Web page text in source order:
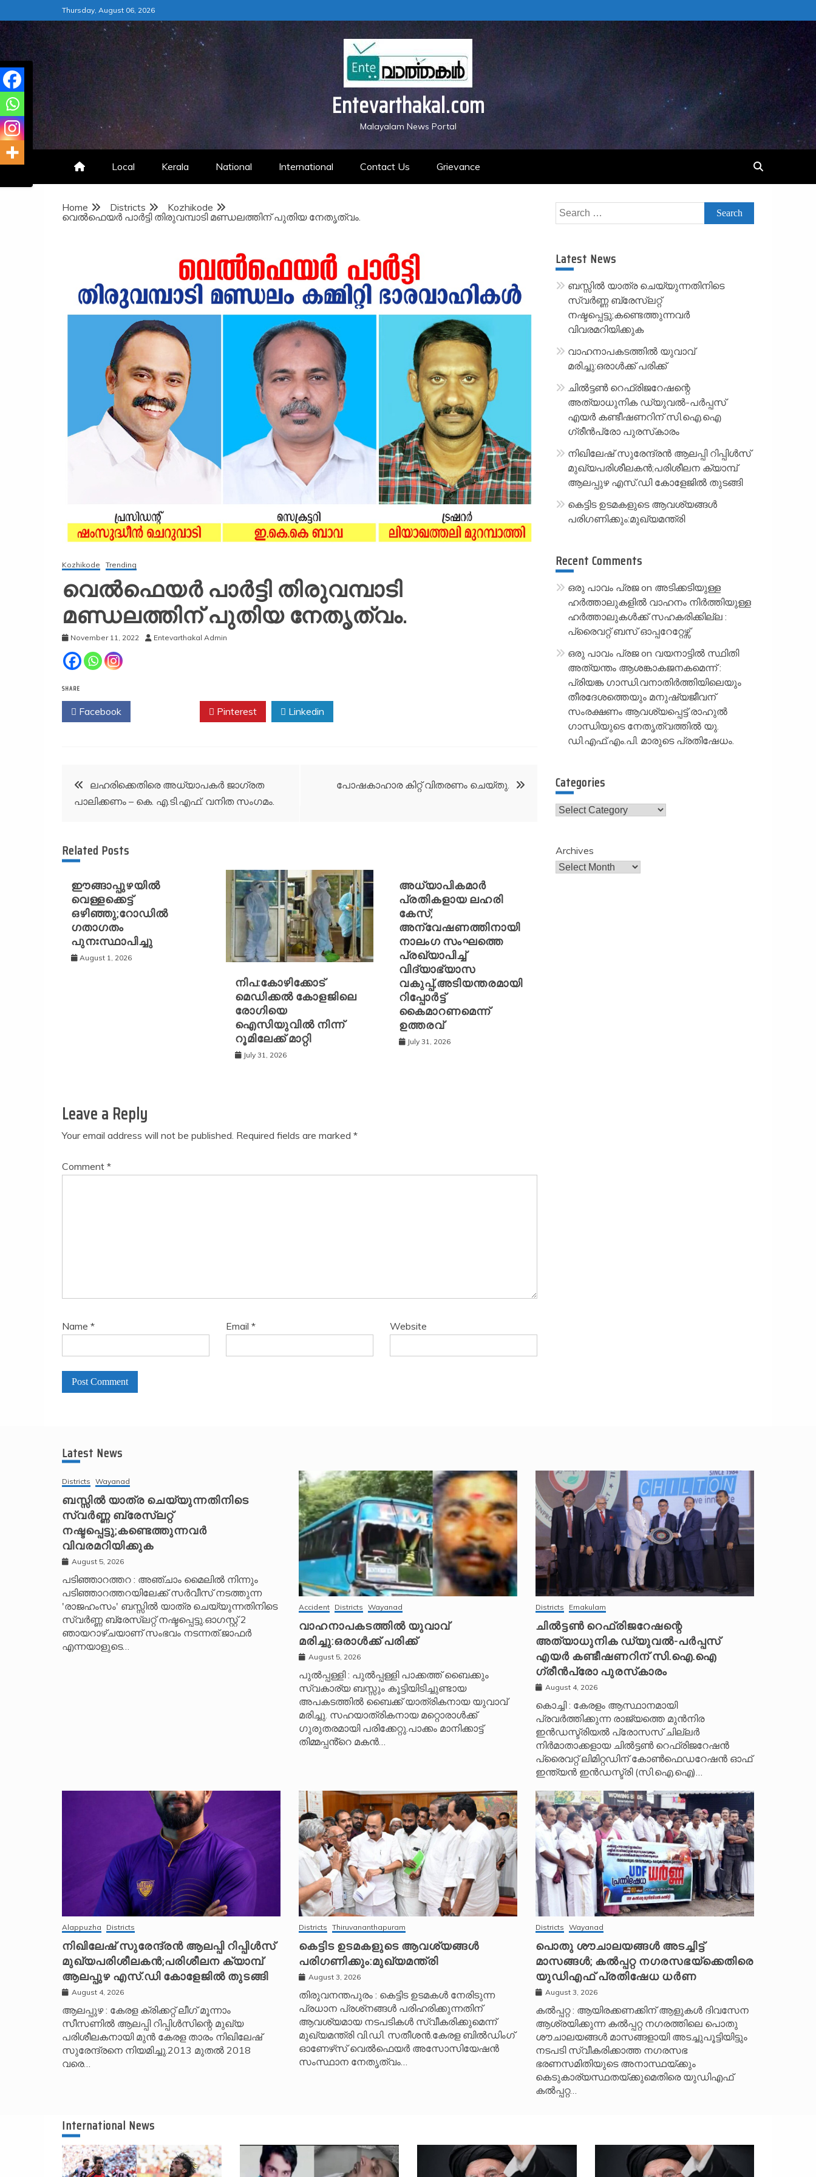
to
content
Thursday, August 06, 2026
Entevarthakal.com
Malayalam News Portal
Local Kerala National International Contact Us Grievance
Home Districts
Kozhikode
വെല്‍ഫെയര്‍ പാര്‍ട്ടി തിരുവമ്പാടി മണ്ഡലത്തിന് പുതിയ നേതൃത്വം.
Kozhikode Trending
വെല്‍ഫെയര്‍ പാര്‍ട്ടി തിരുവമ്പാടി
മണ്ഡലത്തിന് പുതിയ നേതൃത്വം.
November 11, 2022 Entevarthakal Admin
SHARE
Facebook Pinterest Linkedin
Post
navigation
ലഹരിക്കെതിരെ അധ്യാപകർ ജാഗ്രത
പാലിക്കണം – കെ. എ.ടി.എഫ്. വനിത സംഗമം.
പോഷകാഹാര കിറ്റ് വിതരണം ചെയ്തു.
Related Posts
ഈങ്ങാപ്പുഴയിൽ
വെള്ളക്കെട്ട്
ഒഴിഞ്ഞു;റോഡിൽ
ഗതാഗതം
പുനഃസ്ഥാപിച്ചു
August 1, 2026
നിപ:കോഴിക്കോട്
മെഡിക്കല്‍ കോളജിലെ
രോഗിയെ
ഐസിയുവില്‍ നിന്ന്
റൂമിലേക്ക് മാറ്റി
July 31, 2026
അധ്യാപികമാർ
പ്രതികളായ ലഹരി
കേസ്;
അന്വേഷണത്തിനായി
നാലംഗ സംഘത്തെ
പ്രഖ്യാപിച്ച്
വിദ്യാഭ്യാസ
വകുപ്പ്,അടിയന്തരമായി
റിപ്പോർട്ട്
കൈമാറണമെന്ന്
ഉത്തരവ്
July 31, 2026
Leave a Reply
Your email address will not be published. Required fields are marked *
Comment *
Name * Email* Website
t
e
r
n
a
t
i
v
e
:
Search
for:
Latest News
ബസ്സിൽ യാത്ര ചെയ്യുന്നതിനിടെ
സ്വർണ്ണ ബ്രേസ്‌ലറ്റ്
നഷ്ടപ്പെട്ടു;കണ്ടെത്തുന്നവർ
വിവരമറിയിക്കുക
വാഹനാപകടത്തിൽ യുവാവ്
മരിച്ചു:ഒരാൾക്ക് പരിക്ക്
ചിൽട്ടൺ റെഫ്രിജറേഷന്റെ
അത്യാധുനിക ഡ്യുവൽ-പർപ്പസ്
എയർ കണ്ടീഷണറിന് സി.ഐ.ഐ
ഗ്രീൻപ്രോ പുരസ്‌കാരം
നിഖിലേഷ് സുരേന്ദ്രൻ ആലപ്പി റിപ്പിൾസ്
മുഖ്യപരിശീലകൻ;പരിശീലന ക്യാമ്പ്
ആലപ്പുഴ എസ്.ഡി കോളേജിൽ തുടങ്ങി
കെട്ടിട ഉടമകളുടെ ആവശ്യങ്ങൾ
പരിഗണിക്കും:മുഖ്യമന്ത്രി
Recent Comments
ഒരു പാവം പ്രജon അടിക്കടിയുള്ള
ഹർത്താലുകളിൽ വാഹനം നിർത്തിയുള്ള
ഹർത്താലുകൾക്ക് സഹകരിക്കില്ല :
പ്രൈവറ്റ് ബസ് ഓപ്പറേറ്റേഴ്സ്
ഒരു പാവം പ്രജon വയനാട്ടിൽ സ്ഥിതി
അത്യന്തം ആശങ്കാകജനകമെന്ന് :
പ്രിയങ്ക ഗാന്ധി.വനാതിർത്തിയിലെയും
തീരദേശത്തെയും മനുഷ്യജീവന്
സംരക്ഷണം ആവശ്യപ്പെട്ട് രാഹുൽ
ഗാന്ധിയുടെ നേതൃത്വത്തിൽ യു.
ഡി.എഫ്.എം.പി. മാരുടെ പ്രതിഷേധം.
Categories
Categories
Archives
Latest News
Districts Wayanad
ബസ്സിൽ യാത്ര ചെയ്യുന്നതിനിടെ
സ്വർണ്ണ ബ്രേസ്‌ലറ്റ്
നഷ്ടപ്പെട്ടു;കണ്ടെത്തുന്നവർ
വിവരമറിയിക്കുക
August 5, 2026
പടിഞ്ഞാറത്തറ : അഞ്ചാം മൈലിൽ നിന്നും
പടിഞ്ഞാറത്തറയിലേക്ക് സർവീസ് നടത്തുന്ന
'രാജഹംസം' ബസ്സിൽ യാത്ര ചെയ്യുന്നതിനിടെ
സ്വർണ്ണ ബ്രേസ്‌ലറ്റ് നഷ്ടപ്പെട്ടു.ഓഗസ്റ്റ് 2
ഞായറാഴ്ചയാണ് സംഭവം നടന്നത്.ജാഫർ
എന്നയാളുടെ…
Accident Districts Wayanad
വാഹനാപകടത്തിൽ യുവാവ്
മരിച്ചു:ഒരാൾക്ക് പരിക്ക്
August 5, 2026
പുൽപ്പള്ളി : പുൽപ്പള്ളി പാക്കത്ത് ബൈക്കും
സ്വകാര്യ ബസ്സും കൂട്ടിയിടിച്ചുണ്ടായ
അപകടത്തിൽ ബൈക്ക് യാത്രികനായ യുവാവ്
മരിച്ചു. സഹയാത്രികനായ മറ്റൊരാൾക്ക്
ഗുരുതരമായി പരിക്കേറ്റു.പാക്കം മാനിക്കാട്ട്
തിമ്മപ്പൻ്റെ മകൻ…
Districts Ernakulam
ചിൽട്ടൺ റെഫ്രിജറേഷന്റെ
അത്യാധുനിക ഡ്യുവൽ-പർപ്പസ്
എയർ കണ്ടീഷണറിന് സി.ഐ.ഐ
ഗ്രീൻപ്രോ പുരസ്‌കാരം
August 4, 2026
കൊച്ചി : കേരളം ആസ്ഥാനമായി
പ്രവർത്തിക്കുന്ന രാജ്യത്തെ മുൻനിര
ഇൻഡസ്ട്രിയൽ പ്രോസസ് ചില്ലർ
നിർമാതാക്കളായ ചിൽട്ടൺ റെഫ്രിജറേഷൻ
പ്രൈവറ്റ് ലിമിറ്റഡിന് കോൺഫെഡറേഷൻ ഓഫ്
ഇന്ത്യൻ ഇൻഡസ്ട്രി (സി.ഐ.ഐ)…
Alappuzha Districts
നിഖിലേഷ് സുരേന്ദ്രൻ ആലപ്പി റിപ്പിൾസ്
മുഖ്യപരിശീലകൻ;പരിശീലന ക്യാമ്പ്
ആലപ്പുഴ എസ്.ഡി കോളേജിൽ തുടങ്ങി
August 4, 2026
ആലപ്പുഴ : കേരള ക്രിക്കറ്റ് ലീ​ഗ് മൂന്നാം
സീസണിൽ ആലപ്പി റിപ്പിൾസിന്റെ മുഖ്യ
പരിശീലകനായി മുൻ കേരള താരം നിഖിലേഷ്
സുരേന്ദ്രനെ നിയമിച്ചു.2013 മുതൽ 2018
വരെ…
Districts Thiruvananthapuram
കെട്ടിട ഉടമകളുടെ ആവശ്യങ്ങൾ
പരിഗണിക്കും:മുഖ്യമന്ത്രി
August 3, 2026
തിരുവനന്തപുരം : കെട്ടിട ഉടമകൾ നേരിടുന്ന
പ്രധാന പ്രശ്‌നങ്ങൾ പരിഹരിക്കുന്നതിന്
ആവശ്യമായ നടപടികൾ സ്വീകരിക്കുമെന്ന്
മുഖ്യമന്ത്രി വി.ഡി. സതീശൻ.കേരള ബിൽഡിംഗ്
ഓണേഴ്‌സ് വെൽഫെയർ അസോസിയേഷൻ
സംസ്ഥാന നേതൃത്വം…
Districts Wayanad
പൊതു ശൗചാലയങ്ങൾ അടച്ചിട്ട്
മാസങ്ങൾ; കൽപ്പറ്റ നഗരസഭയ്‌ക്കെതിരെ
യുഡിഎഫ് പ്രതിഷേധ ധർണ
August 3, 2026
കൽപ്പറ്റ : ആയിരക്കണക്കിന് ആളുകൾ ദിവസേന
ആശ്രയിക്കുന്ന കൽപ്പറ്റ നഗരത്തിലെ പൊതു
ശൗചാലയങ്ങൾ മാസങ്ങളായി അടച്ചുപൂട്ടിയിട്ടും
നടപടി സ്വീകരിക്കാത്ത നഗരസഭ
ഭരണസമിതിയുടെ അനാസ്ഥയ്ക്കും
കെടുകാര്യസ്ഥതയ്ക്കുമെതിരെ യുഡിഎഫ്
കൽപ്പറ്റ…
International News